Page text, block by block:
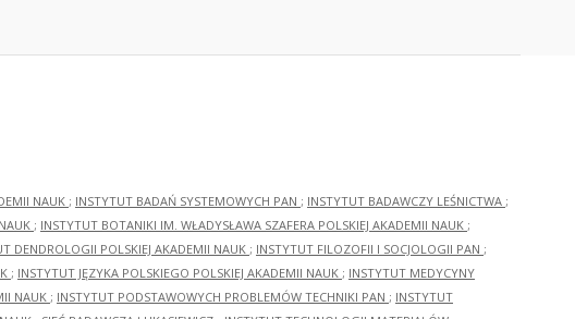
NAUK ; INSTYTUT BADAŃ SYSTEMOWYCH PAN ; INSTYTUT BADAWCZY LEŚNICTWA ;
; INSTYTUT BOTANIKI IM. WŁADYSŁAWA SZAFERA POLSKIEJ AKADEMII NAUK ;
DENDROLOGII POLSKIEJ AKADEMII NAUK ; INSTYTUT FILOZOFII I SOCJOLOGII PAN ;
; INSTYTUT JĘZYKA POLSKIEGO POLSKIEJ AKADEMII NAUK ; INSTYTUT MEDYCYNY
NAUK ; INSTYTUT PODSTAWOWYCH PROBLEMÓW TECHNIKI PAN ; INSTYTUT